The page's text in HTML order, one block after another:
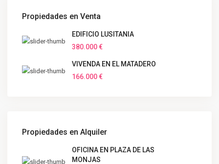
Propiedades en Venta
EDIFICIO LUSITANIA
380.000 €
VIVENDA EN EL MATADERO
166.000 €
Propiedades en Alquiler
OFICINA EN PLAZA DE LAS
MONJAS